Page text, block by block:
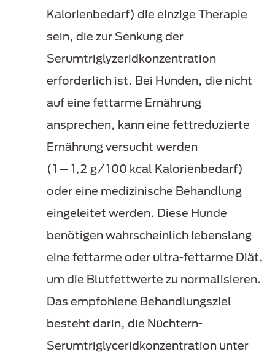
Kalorienbedarf) die einzige Therapie
sein, die zur Senkung der
Serumtriglyzeridkonzentration
erforderlich ist. Bei Hunden, die nicht
auf eine fettarme Ernährung
ansprechen, kann eine fettreduzierte
Ernährung versucht werden
(1 ─ 1,2 g/100 kcal Kalorienbedarf)
oder eine medizinische Behandlung
eingeleitet werden. Diese Hunde
benötigen wahrscheinlich lebenslang
eine fettarme oder ultra-fettarme Diät,
um die Blutfettwerte zu normalisieren.
Das empfohlene Behandlungsziel
besteht darin, die Nüchtern-
Serumtriglyceridkonzentration unter